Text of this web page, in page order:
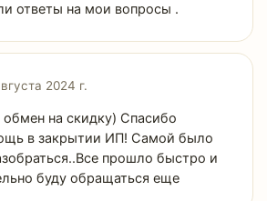
ответы на мои вопросы .
2024 г.
на скидку) Спасибо
в закрытии ИП! Самой было
прошло быстро и
буду обращаться еще